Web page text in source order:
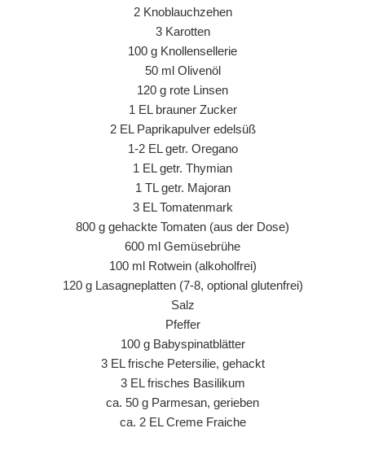
2 Knoblauchzehen
3 Karotten
100 g Knollensellerie
50 ml Olivenöl
120 g rote Linsen
1 EL brauner Zucker
2 EL Paprikapulver edelsüß
1-2 EL getr. Oregano
1 EL getr. Thymian
1 TL getr. Majoran
3 EL Tomatenmark
800 g gehackte Tomaten (aus der Dose)
600 ml Gemüsebrühe
100 ml Rotwein (alkoholfrei)
120 g Lasagneplatten (7-8, optional glutenfrei)
Salz
Pfeffer
100 g Babyspinatblätter
3 EL frische Petersilie, gehackt
3 EL frisches Basilikum
ca. 50 g Parmesan, gerieben
ca. 2 EL Creme Fraiche